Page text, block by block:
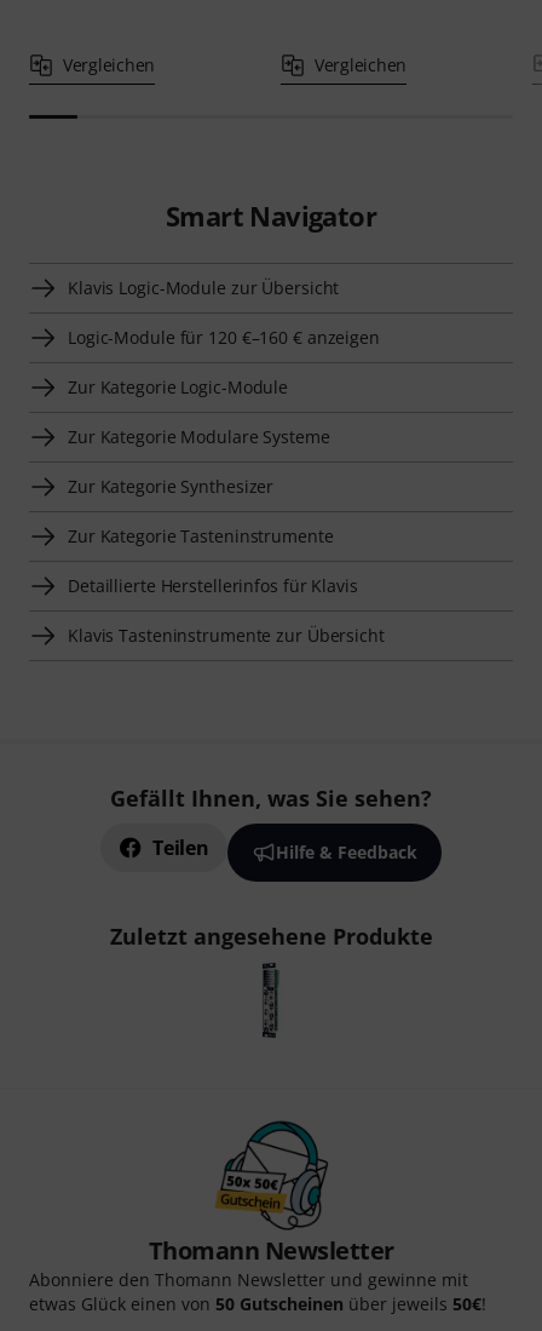
Vergleichen Vergleichen
Smart Navigator
Klavis Logic-Module zur Übersicht
Logic-Module für 120 €–160 € anzeigen
Zur Kategorie Logic-Module
Zur Kategorie Modulare Systeme
Zur Kategorie Synthesizer
Zur Kategorie Tasteninstrumente
Detaillierte Herstellerinfos für Klavis
Klavis Tasteninstrumente zur Übersicht
Gefällt Ihnen, was Sie sehen?
Teilen Hilfe & Feedback
Zuletzt angesehene Produkte
Thomann Newsletter
Abonniere den Thomann Newsletter und gewinne mit
etwas Glück einen von 50 Gutscheinen über jeweils 50€!